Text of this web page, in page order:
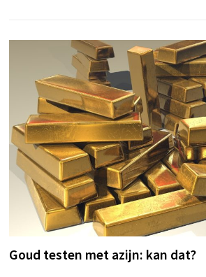
Goud testen met azijn: kan dat?